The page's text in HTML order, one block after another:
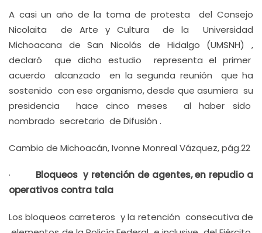
A casi un año de la toma de protesta del Consejo
Nicolaita de Arte y Cultura de la Universidad
Michoacana de San Nicolás de Hidalgo (UMSNH) ,
declaró que dicho estudio representa el primer
acuerdo alcanzado en la segunda reunión que ha
sostenido con ese organismo, desde que asumiera su
presidencia hace cinco meses al haber sido
nombrado secretario de Difusión .
Cambio de Michoacán, Ivonne Monreal Vázquez, pág.22
· Bloqueos y retención de agentes, en repudio a
operativos contra tala
Los bloqueos carreteros y la retención consecutiva de